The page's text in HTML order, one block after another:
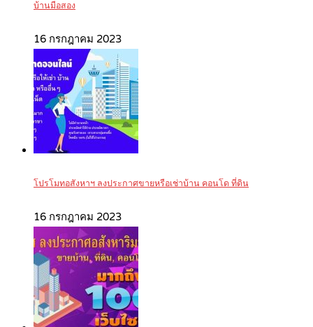
บ้านมือสอง
16 กรกฎาคม 2023
โปรโมทอสังหาฯ ลงประกาศขายหรือเช่าบ้าน คอนโด ที่ดิน
16 กรกฎาคม 2023